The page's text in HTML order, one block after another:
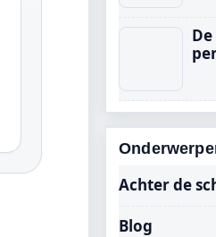
Achter de
Blog